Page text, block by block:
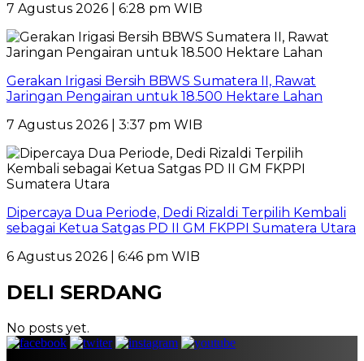
7 Agustus 2026 | 6:28 pm WIB
Gerakan Irigasi Bersih BBWS Sumatera II, Rawat
Jaringan Pengairan untuk 18.500 Hektare Lahan
7 Agustus 2026 | 3:37 pm WIB
Dipercaya Dua Periode, Dedi Rizaldi Terpilih Kembali
sebagai Ketua Satgas PD II GM FKPPI Sumatera Utara
6 Agustus 2026 | 6:46 pm WIB
DELI SERDANG
No posts yet.